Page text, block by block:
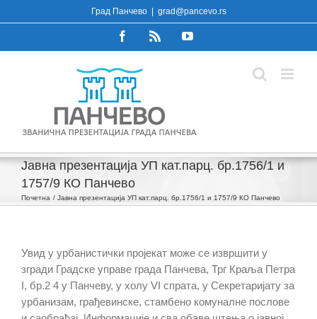
to
Град Панчево grad@pancevo.rs
FacebookRss YouTube
Јавна презентација УП кат.парц. бр.1756/1 и
1757/9 КО Панчево
Почетна Јавна презентација УП кат.парц. бр.1756/1 и 1757/9 КО Панчево
Увид у урбанистички пројекат може се извршити у
згради Градске управе града Панчева, Трг Краља Петра
I, бр.2 4 у Панчеву, у холу VI спрата, у Секретаријату за
урбанизам, грађевинске, стамбено комуналне послове